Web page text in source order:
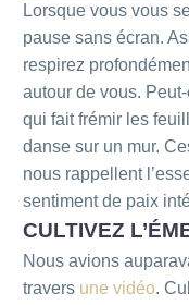
Lorsque vous vous
pause sans écran.
respirez
autour de vous.
qui fait frémir les
danse sur un mur.
nous rappellent
sentiment de paix
CULTIVEZ
Nous avions
travers une vidéo.